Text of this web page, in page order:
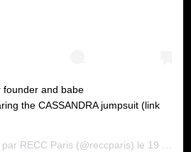
founder and babe
the CASSANDRA jumpsuit (link
RECC Paris (@reccparis) le 19 Juil. 2020 10 :00 PDT